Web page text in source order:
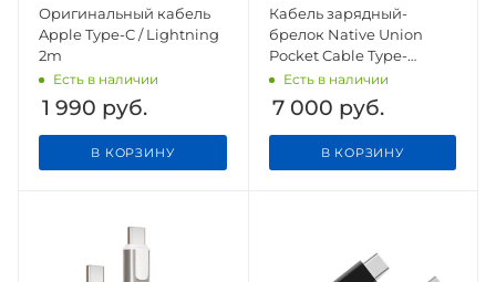
Оригинальный кабель
Apple Type-C / Lightning
2m
Есть в наличии
1 990 руб.
В КОРЗИНУ
Кабель зарядный-
брелок Native Union
Pocket Cable Type-
C/Type-C, черный
Есть в наличии
7 000 руб.
В КОРЗИНУ